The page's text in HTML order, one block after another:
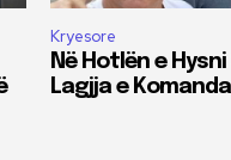
Kryesore
Në Hotlën e
Lagjja e